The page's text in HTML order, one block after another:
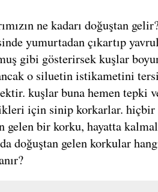
ne kadarı doğuştan
yumurtadan çıkartıp
gibi gösterirsek kuşlar
o siluetin istikametini
kuşlar buna hemen tepki
için sinip korkarlar. hiçbir
gelen bir korku, hayatta
doğuştan gelen korkular